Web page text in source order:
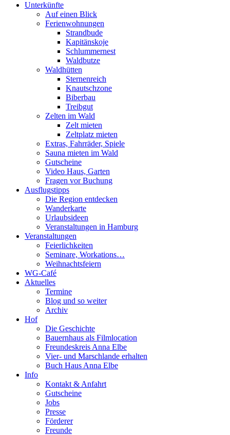
Unterkünfte
Auf einen Blick
Ferienwohnungen
Strandbude
Kapitänskoje
Schlummernest
Waldbutze
Waldhütten
Sternenreich
Knautschzone
Biberbau
Treibgut
Zelten im Wald
Zelt mieten
Zeltplatz mieten
Extras, Fahrräder, Spiele
Sauna mieten im Wald
Gutscheine
Video Haus, Garten
Fragen vor Buchung
Ausflugstipps
Die Region entdecken
Wanderkarte
Urlaubsideen
Veranstaltungen in Hamburg
Veranstaltungen
Feierlichkeiten
Seminare, Workations…
Weihnachtsfeiern
WG-Café
Aktuelles
Termine
Blog und so weiter
Archiv
Hof
Die Geschichte
Bauernhaus als Filmlocation
Freundeskreis Anna Elbe
Vier- und Marschlande erhalten
Buch Haus Anna Elbe
Info
Kontakt & Anfahrt
Gutscheine
Jobs
Presse
Förderer
Freunde